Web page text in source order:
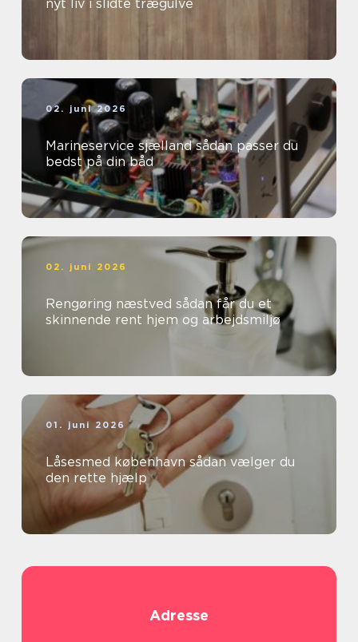
nyt liv i slidte trægulve
02. juni 2026
Marineservice sjælland sådan passer du
bedst på din båd
02. juni 2026
Rengøring næstved sådan får du et
skinnende rent hjem og arbejdsmiljø
01. juni 2026
Låsesmed københavn sådan vælger du
den rette hjælp
Adresse